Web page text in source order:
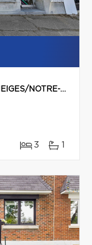
MONTRÉAL (CÔTE-DES-NEIGES/NOTRE-DAME-DE-GRÂCE)
3 1